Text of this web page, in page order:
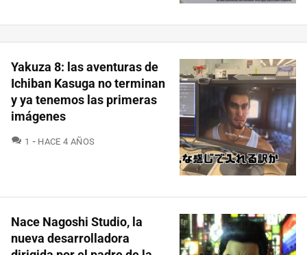
Yakuza 8: las aventuras de
Ichiban Kasuga no terminan
y ya tenemos las primeras
imágenes
1 COMENTARIOS
HACE 4 AÑOS
Nace Nagoshi Studio, la
nueva desarrolladora